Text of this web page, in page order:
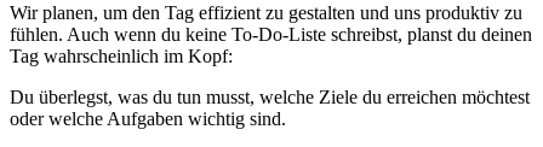
Wir planen, um den Tag effizient zu gestalten und uns produktiv zu
fühlen. Auch wenn du keine To-Do-Liste schreibst, planst du deinen
Tag wahrscheinlich im Kopf:
Du überlegst, was du tun musst, welche Ziele du erreichen möchtest
oder welche Aufgaben wichtig sind.